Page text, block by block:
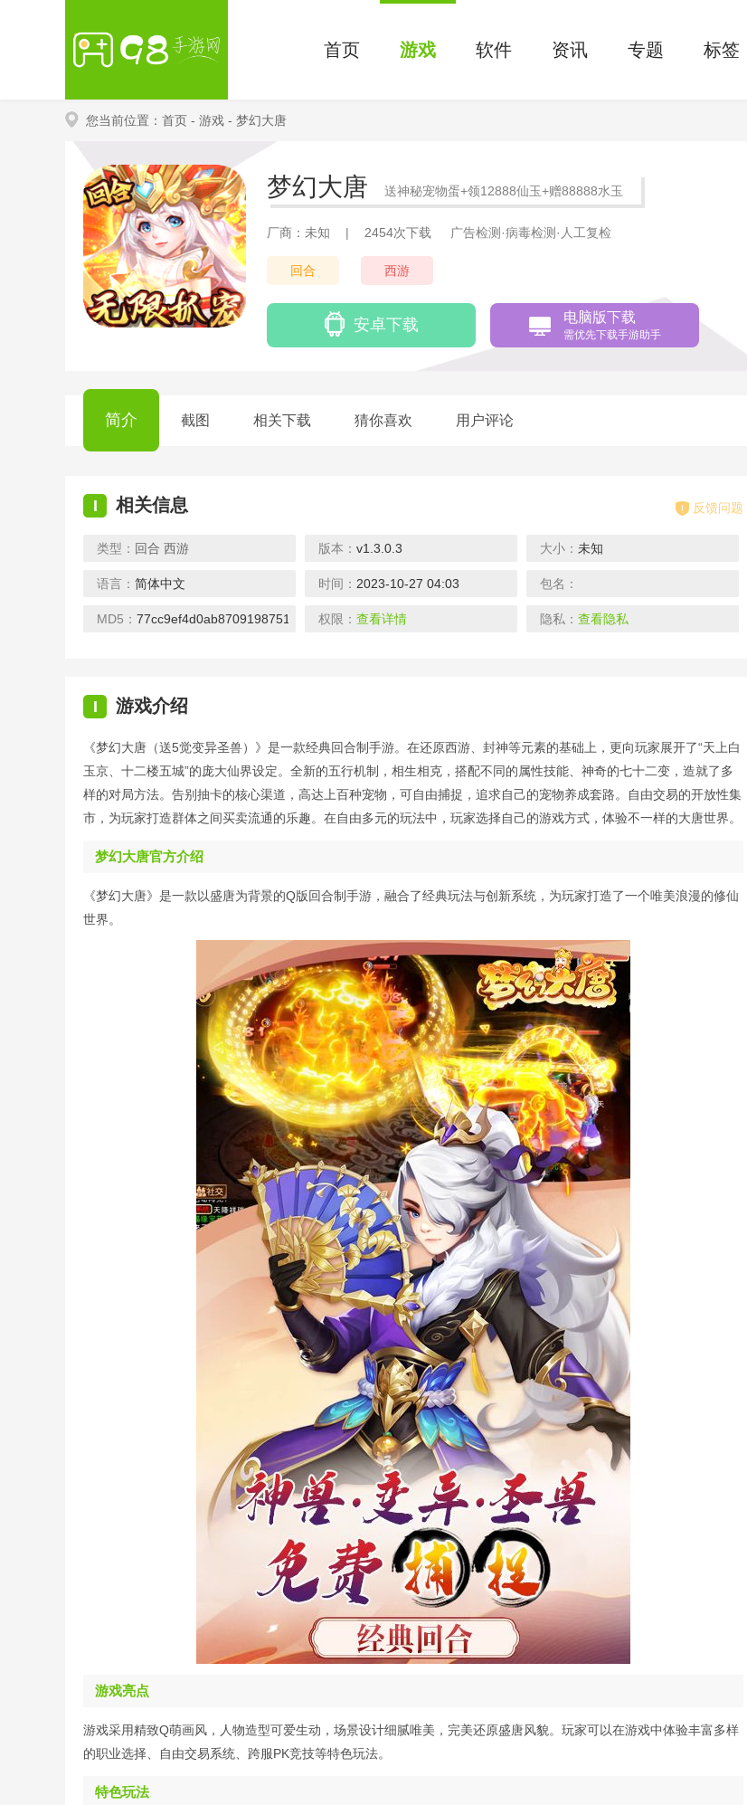
首页 游戏 软件 资讯 专题 标签
您当前位置： 首页 - 游戏 - 梦幻大唐
梦幻大唐 送神秘宠物蛋+领12888仙玉+赠88888水玉
厂商：未知 | 2454次下载 广告检测·病毒检测·人工复检
回合 西游
安卓下载 电脑版下载
需优先下载手游助手
简介 截图 相关下载 猜你喜欢 用户评论
I 相关信息 反馈问题
类型： 回合 西游 版本： v1.3.0.3 大小： 未知
语言： 简体中文 时间： 2023-10-27 04:03 包名：
MD5： 77cc9ef4d0ab8709198751b8e2706fcc
权限： 查看详情 隐私： 查看隐私
I 游戏介绍
《梦幻大唐（送5觉变异圣兽）》是一款经典回合制手游。在还原西游、封神等元素的基础上，更向玩家展开了“天上白
玉京、十二楼五城”的庞大仙界设定。全新的五行机制，相生相克，搭配不同的属性技能、神奇的七十二变，造就了多
样的对局方法。告别抽卡的核心渠道，高达上百种宠物，可自由捕捉，追求自己的宠物养成套路。自由交易的开放性集
市，为玩家打造群体之间买卖流通的乐趣。在自由多元的玩法中，玩家选择自己的游戏方式，体验不一样的大唐世界。
梦幻大唐官方介绍
《梦幻大唐》是一款以盛唐为背景的Q版回合制手游，融合了经典玩法与创新系统，为玩家打造了一个唯美浪漫的修仙
世界。
游戏亮点
游戏采用精致Q萌画风，人物造型可爱生动，场景设计细腻唯美，完美还原盛唐风貌。玩家可以在游戏中体验丰富多样
的职业选择、自由交易系统、跨服PK竞技等特色玩法。
特色玩法
武林盛典-删档内测
下载
暴击猎人-送10万真充
下载
武侠Q传-送巅峰开局
下载
教主之家-GM版
下载
御剑封神录-无限制GM版
下载
傲剑情缘-抽囡茜手办
下载
上古封神-无限BUG转盘
下载
伏妖绘卷-GM科技直充（删档内测）
下载
秦游十三道-无限送真充
下载 下载